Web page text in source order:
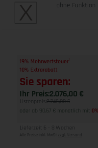
ohne Funktion
19% Mehrwertsteuer
10% Extrarabatt
Sie sparen:
Ihr Preis:2.076,00 €
Listenpreis: 2.746,00 €
oder ab 90,67 € monatlich mit
Lieferzeit 6 - 8 Wochen
Alle Preise inkl. MwSt zzgl. Versand